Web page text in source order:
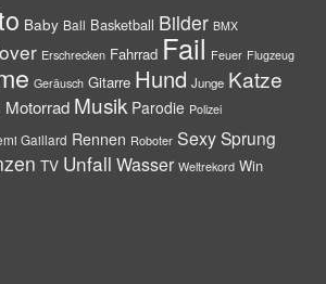
Baby Ball Basketball Bilder BMX
Erschrecken Fahrrad Fail Feuer Flugzeug
Geräusch Gitarre Hund Junge Katze
Motorrad Musik Parodie Polizei
Gaillard Rennen Roboter SexySprung
TV Unfall Wasser Weltrekord Win